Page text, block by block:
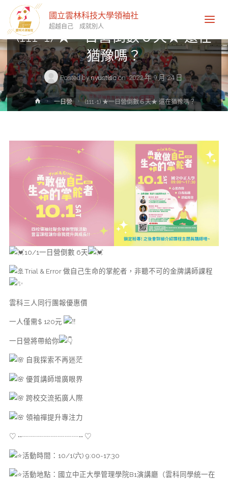
國立雲林科技大學領袖社
超越自己 成就別人
(111-1) ★一日營倒數６天★ 還在
猶豫嗎？
Posted bynyustlscon 2022 年 9 月 24 日
一日營
Home一日營 (111-1) ★一日營倒數６天★ 還在猶豫嗎？
10/1一日營倒數 6天
Trial & Error 做自己生命的掌舵者，非聽不可的金牌講師課程
雲科三人同行團報優惠價
一人僅需$ 120元
一日營將帶給你
自我探索不再迷茫
優質講師增廣眼界
跨校交流拓廣人際
領袖禪提升專注力
♡ ••┈┈┈┈┈┈┈┈•• ♡
活動時間：10/1(六) 9:00-17:30
活動地點：國立中正大學管理學院B1演講廳（雲科同學統一在